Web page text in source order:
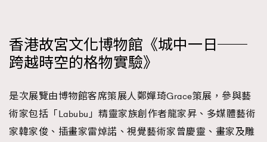
香港故宮文化博物館《城中一日──
跨越時空的格物實驗》
是次展覽由博物館客席策展人鄭嬋琦Grace策展，參與藝
術家包括「Labubu」精靈家族創作者龍家昇、多媒體藝術
家韓家俊、插畫家雷焯諾、視覺藝術家曾慶靈、畫家及雕